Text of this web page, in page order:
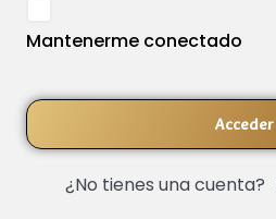
Mantenerme conectado
Acceder
¿No tienes una cuenta?